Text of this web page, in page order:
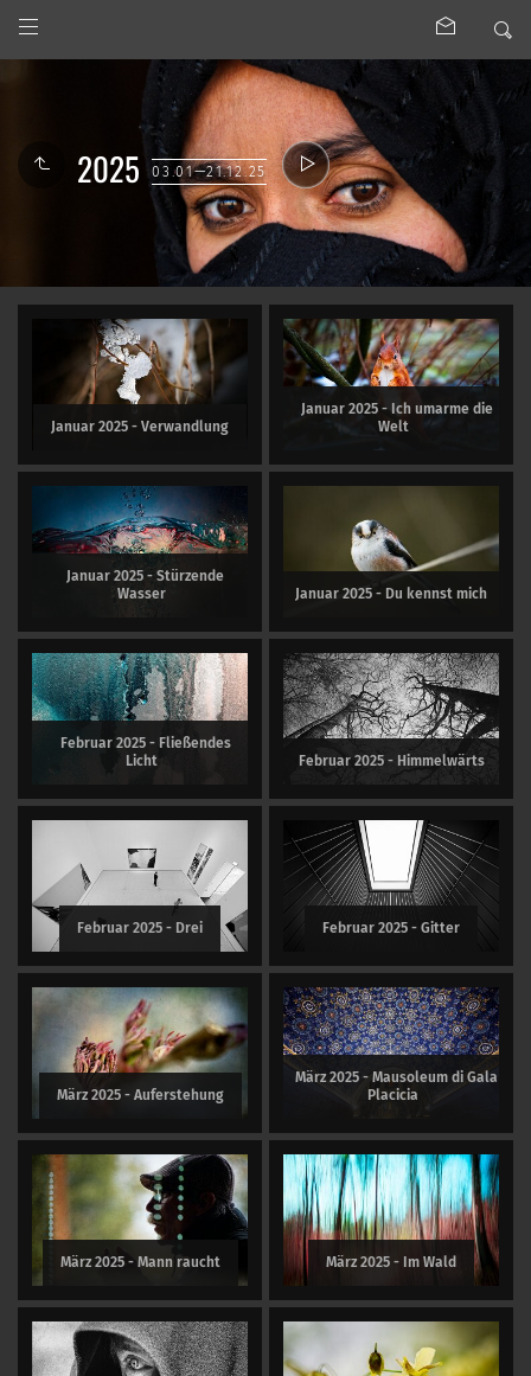
2025 03.01—21.12.25
Januar 2025 - Verwandlung
Januar 2025 - Ich umarme die
Welt
Januar 2025 - Stürzende
Wasser
Januar 2025 - Du kennst mich
Februar 2025 - Fließendes
Licht
Februar 2025 - Himmelwärts
Februar 2025 - Drei Februar 2025 - Gitter
März 2025 - Auferstehung
März 2025 - Mausoleum di Gala
Placicia
März 2025 - Mann raucht März 2025 - Im Wald